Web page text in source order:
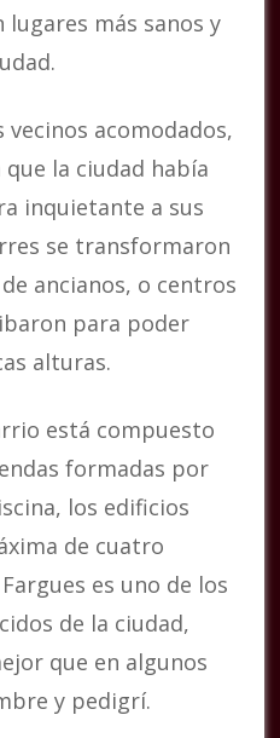
más sanos y
vecinos acomodados,
la ciudad había
inquietante a sus
se transformaron
ancianos, o centros
para poder
alturas.
está compuesto
formadas por
los edificios
de cuatro
es uno de los
de la ciudad,
que en algunos
y pedigrí.